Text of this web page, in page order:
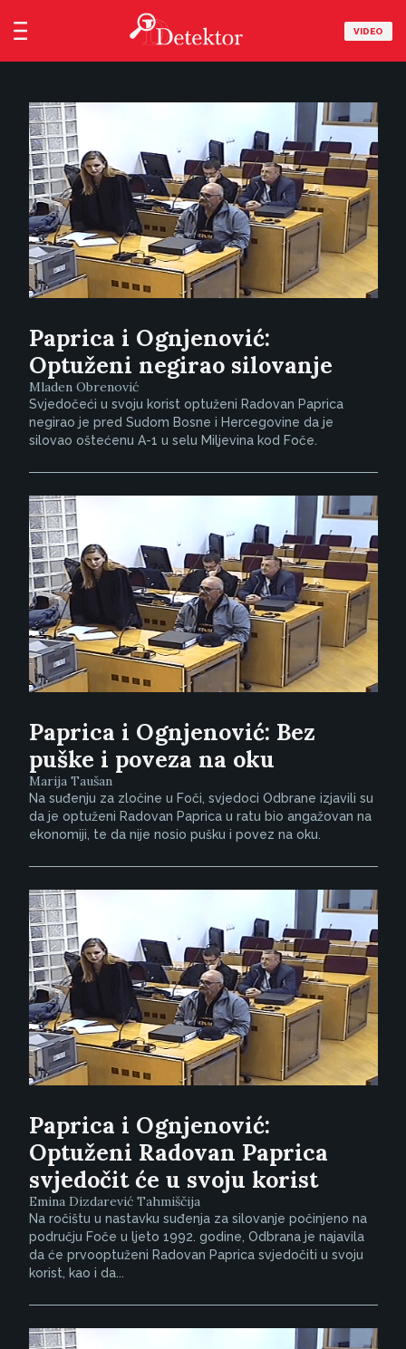
VIDEO
Paprica i Ognjenović:
Optuženi negirao silovanje
Mladen Obrenović
Svjedočeći u svoju korist optuženi Radovan Paprica
negirao je pred Sudom Bosne i Hercegovine da je
silovao oštećenu A-1 u selu Miljevina kod Foče.
Paprica i Ognjenović: Bez
puške i poveza na oku
Marija Taušan
Na suđenju za zločine u Foči, svjedoci Odbrane izjavili su
da je optuženi Radovan Paprica u ratu bio angažovan na
ekonomiji, te da nije nosio pušku i povez na oku.
Paprica i Ognjenović:
Optuženi Radovan Paprica
svjedočit će u svoju korist
Emina Dizdarević Tahmiščija
Na ročištu u nastavku suđenja za silovanje počinjeno na
području Foče u ljeto 1992. godine, Odbrana je najavila
da će prvooptuženi Radovan Paprica svjedočiti u svoju
korist, kao i da...